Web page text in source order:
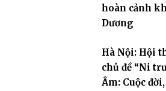
hoàn cảnh
Dương
Hà Nội: Hội
chủ đề “Ni
Âm: Cuộc